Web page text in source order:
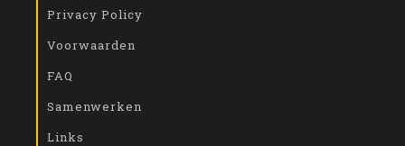
Privacy Policy
Voorwaarden
FAQ
Samenwerken
Links